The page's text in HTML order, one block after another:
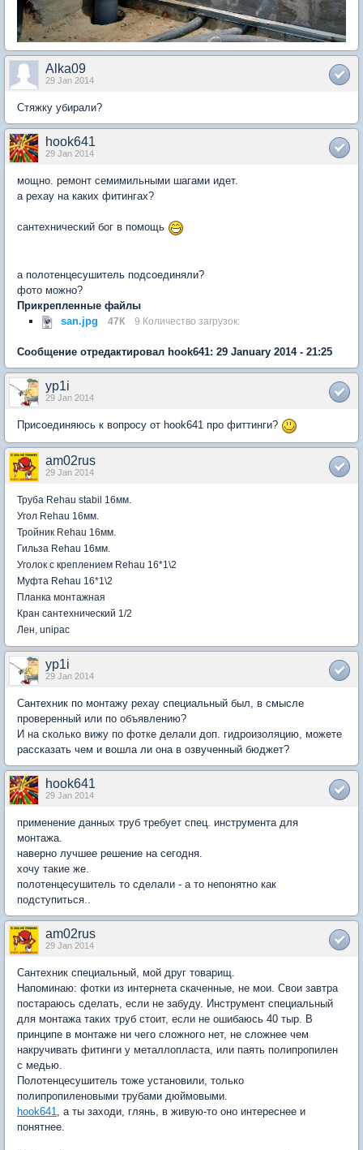
Alka09
29 Jan 2014
Стяжку убирали?
hook641
29 Jan 2014
мощно. ремонт семимильными шагами идет.
а рехау на каких фитингах?
сантехнический бог в помощь
а полотенцесушитель подсоединяли?
фото можно?
Прикрепленные файлы
san.jpg
47К 9 Количество загрузок:
Сообщение отредактировал hook641: 29 January 2014 - 21:25
yp1i
29 Jan 2014
Присоединяюсь к вопросу от hook641 про фиттинги?
am02rus
29 Jan 2014
Труба Rehau stabil 16мм
Угол Rehau 16мм.
Тройник Rehau 16мм.
Гильза Rehau 16мм.
Уголок с креплением Rehau 16*1\2
Муфта Rehau 16*1\2
Планка монтажная
Кран сантехнический 1/2
Лен, unipac
yp1i
29 Jan 2014
Сантехник по монтажу рехау специальный был, в смысле
проверенный или по объявлению?
И на сколько вижу по фотке делали доп. гидроизоляцию, можете
рассказать чем и вошла ли она в озвученный бюджет?
hook641
29 Jan 2014
применение данных труб требует спец. инструмента для
монтажа.
наверно лучшее решение на сегодня.
хочу такие же.
полотенцесушитель то сделали - а то непонятно как
подступиться..
am02rus
29 Jan 2014
Сантехник специальный, мой друг товарищ.
Напоминаю: фотки из интернета скаченные, не мои. Свои завтра
постараюсь сделать, если не забуду. Инструмент специальный
для монтажа таких труб стоит, если не ошибаюсь 40 тыр. В
принципе в монтаже ни чего сложного нет, не сложнее чем
накручивать фитинги у металлопласта, или паять полипропилен
с медью.
Полотенцесушитель тоже установили, только
полипропиленовыми трубами дюймовыми.
hook641
, а ты заходи, глянь, в живую-то оно интереснее и
понятнее.